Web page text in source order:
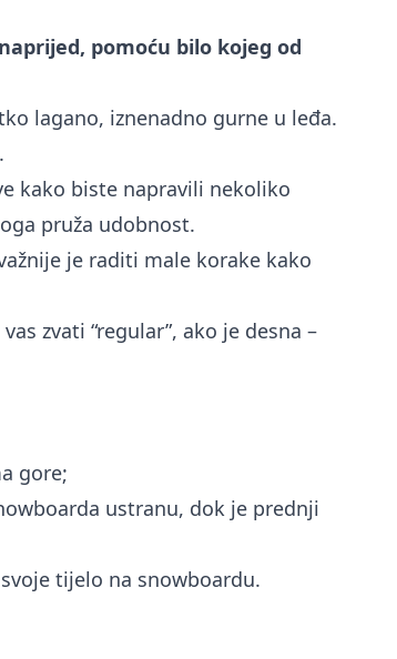
pomoću bilo kojeg od
lagano, iznenadno gurne u leđa.
kako biste napravili nekoliko
pruža udobnost.
je raditi male korake kako
zvati “regular”, ako je desna –
gore;
ustranu, dok je prednji
tijelo na snowboardu.